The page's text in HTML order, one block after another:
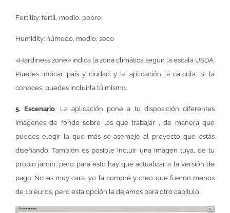
Fertility: fértil, medio, pobre
Humidity: húmedo, medio, seco
«Hardiness zone» indica la zona climática según la escala USDA.
Puedes indicar país y ciudad y la aplicación la calcula. Si la
conoces, puedes incluirla tú mismo.
5. Escenario. La aplicación pone a tu disposición diferentes
imágenes de fondo sobre las que trabajar , de manera que
puedes elegir la que más se asemeje al proyecto que estás
diseñando. También es posible incluir una imagen tuya, de tu
propio jardín, pero para esto hay que actualizar a la versión de
pago. No es muy cara, yo la compré y creo que fueron menos
de 10 euros, pero esta opción la dejamos para otro capítulo.